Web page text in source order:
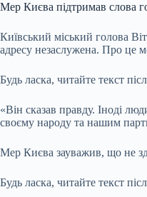
Мер Києва підтримав слова
Київський міський голова
адресу незаслужена. Про це
Будь ласка, читайте текст
«Він сказав правду. Іноді
своєму народу та нашим
Мер Києва зауважив, що не
Будь ласка, читайте текст